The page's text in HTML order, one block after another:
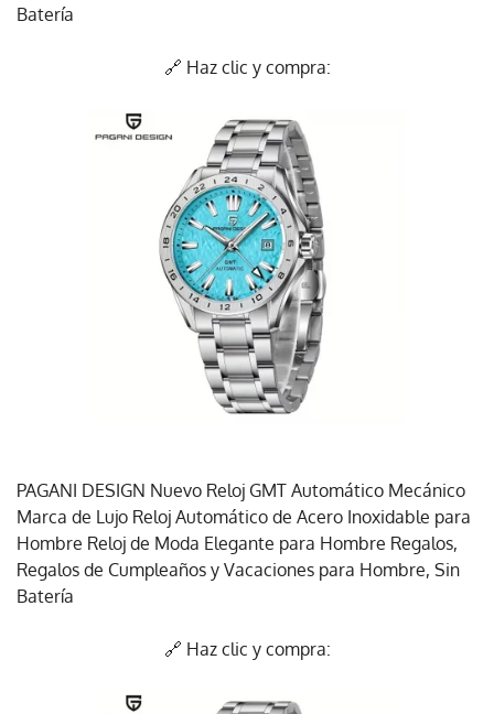
Batería
🔗 Haz clic y compra:
PAGANI DESIGN Nuevo Reloj GMT Automático Mecánico
Marca de Lujo Reloj Automático de Acero Inoxidable para
Hombre Reloj de Moda Elegante para Hombre Regalos,
Regalos de Cumpleaños y Vacaciones para Hombre, Sin
Batería
🔗 Haz clic y compra: